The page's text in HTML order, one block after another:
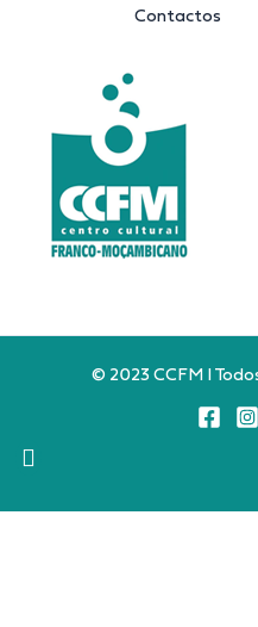
Contactos
© 2023 CCFM I